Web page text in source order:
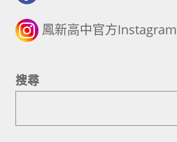
鳳新高中官方Instagram
搜尋